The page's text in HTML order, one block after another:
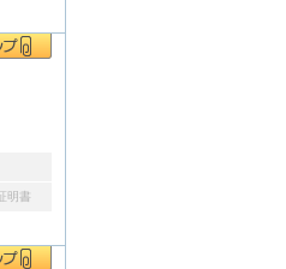
明書